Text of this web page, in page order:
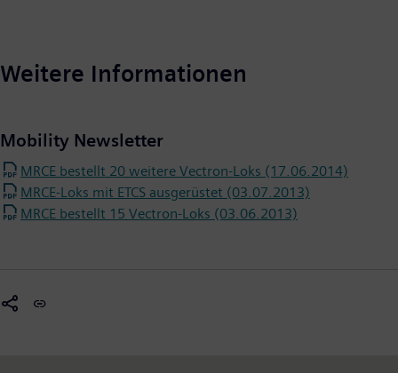
Weitere Informationen
Mobility Newsletter
MRCE bestellt 20 weitere Vectron-Loks (17.06.2014)
MRCE-Loks mit ETCS ausgerüstet (03.07.2013)
MRCE bestellt 15 Vectron-Loks (03.06.2013)